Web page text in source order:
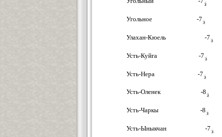
Угольное -7
Улахан-Кюель -7
Усть-Куйга -7
Усть-Нера -7
Усть-Оленек -8
Усть-Чаркы -8
Усть-Ыныкчан -7